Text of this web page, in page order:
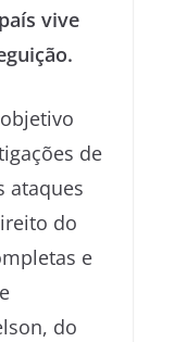
vive
de
ataques
do
e
do